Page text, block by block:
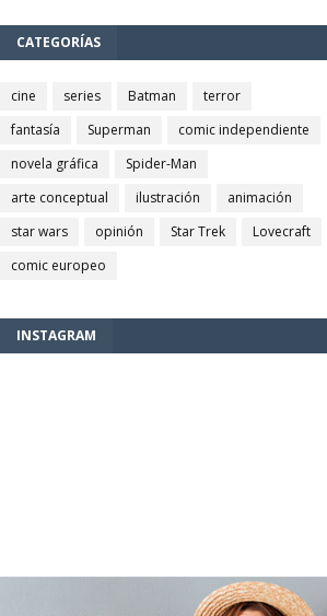
CATEGORÍAS
cine series Batman
terror
fantasía
Superman
comic independiente
novela gráfica
Spider-Man
arte conceptual
ilustración
animación
star wars
opinión Star Trek
Lovecraft
comic europeo
INSTAGRAM